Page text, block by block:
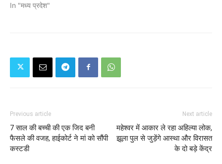
In "मध्य प्रदेश"
Previous article
7 साल की बच्ची की एक जिद बनी
फैसले की वजह, हाईकोर्ट ने मां को सौंपी
कस्टडी
Next article
महेश्वर में आकार ले रहा अहिल्या लोक,
झूला पुल से जुड़ेंगे आस्था और विरासत
के दो बड़े केंद्र